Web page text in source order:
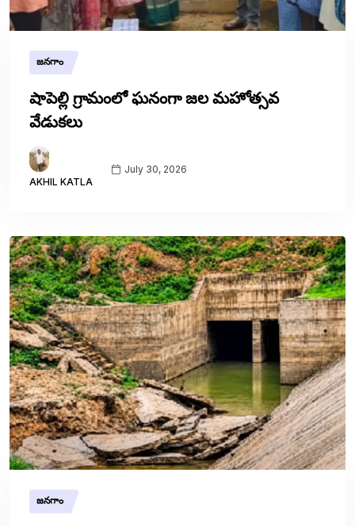
జనగాం
షాపెల్లి గ్రామంలో ఘనంగా జల మహోత్సవ
వేడుకలు
AKHIL KATLA
July 30, 2026
జనగాం